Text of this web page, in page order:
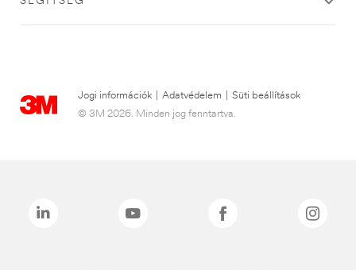
Jogi információk Adatvédelem
Süti beállítások
© 3M 2026. Minden jog fenntartva.